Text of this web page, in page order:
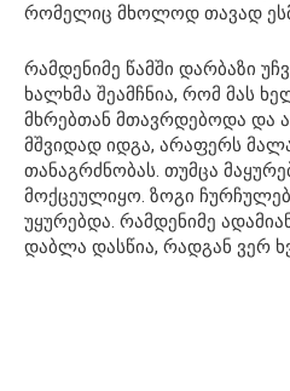
რომელიც მხოლოდ თავად
რამდენიმე წამში დარბაზი
ხალხმა შეამჩნია, რომ მას
მხრებთან მთავრდებოდა და
მშვიდად იდგა, არაფერს
თანაგრძნობას. თუმცა
მოქცეულიყო. ზოგი
უყურებდა. რამდენიმე
დაბლა დასწია, რადგან ვერ